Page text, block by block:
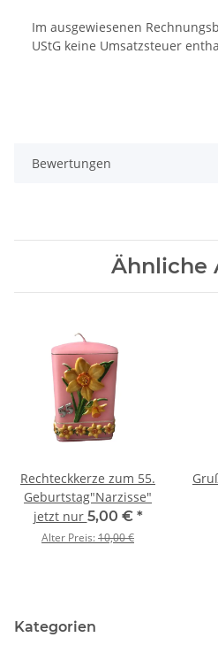
Im ausgewiesenen
UStG keine Umsatzsteuer
Bewertungen
Ähnliche
Rechteckkerze zum 55.
Geburtstag"Narzisse"
jetzt nur 5,00 € *
Alter Preis:10,00 €
Kategorien